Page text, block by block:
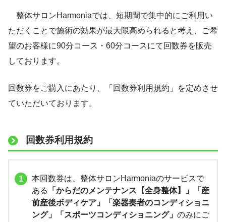
整体サロンHarmoniaでは、短期間で集中的にご利用い
ただくことで施術の効果が最大限高められると考え、ご希
望のお客様に90分コース・60分コースにて回数券を販売
しております。
回数券をご購入にあたり、「回数券利用規約」を定めさせ
ていただいております。
回数券利用規約
本回数券は、整体サロンHarmoniaのサービスで
ある
「からだのメンテナンス【全身整体】」「産
前産後ボディケア」「楽器奏者のコンディショニ
ング」「スポーツコンディショニング」のみにご